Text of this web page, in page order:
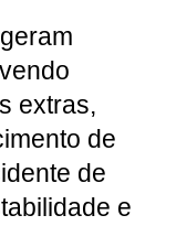
extras,
de
de
e